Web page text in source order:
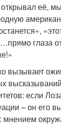
её,
глаза
вызывает
если
– он его
мнением